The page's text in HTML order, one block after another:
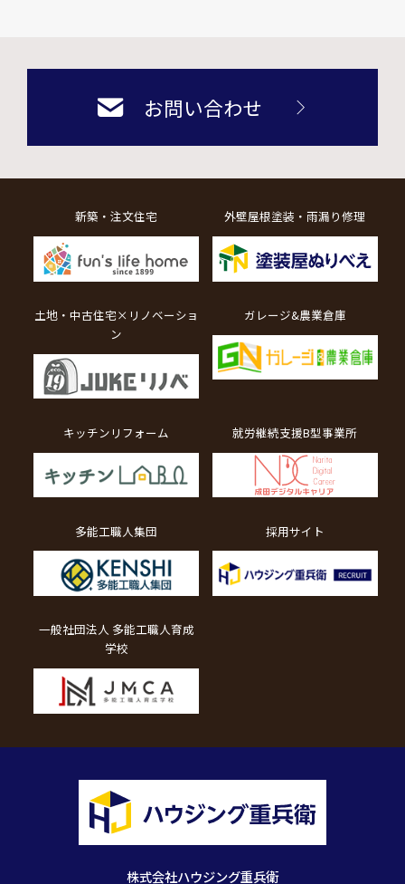
お問い合わせ
株式会社ハウジング重兵衛
新築・注文住宅 外壁屋根塗装・雨漏り修理
土地・中古住宅×リノベーショ
ン
ガレージ&農業倉庫
キッチンリフォーム 就労継続支援B型事業所
多能工職人集団 採用サイト
一般社団法人 多能工職人育成
学校